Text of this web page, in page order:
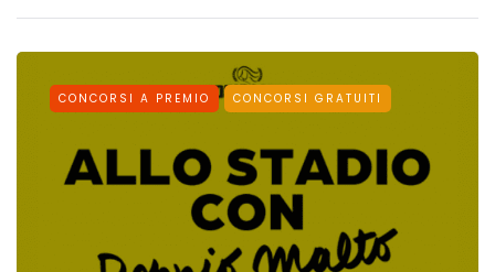
CONCORSI A PREMIO CONCORSI GRATUITI